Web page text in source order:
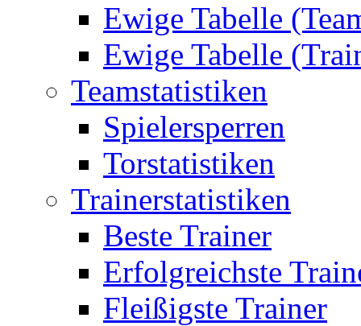
Ewige Tabelle
Ewige Tabelle
Teamstatistiken
Spielersperren
Torstatistiken
Trainerstatistiken
Beste Trainer
Erfolgreichste
Fleißigste Trainer